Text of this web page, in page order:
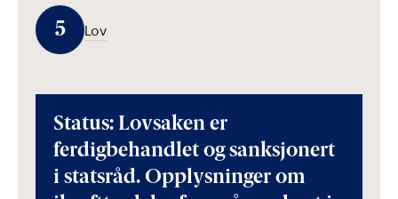
5 Lov
Status: Lovsaken er
ferdigbehandlet og sanksjonert
i statsråd. Opplysninger om